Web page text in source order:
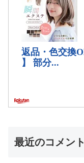
最近のコメント